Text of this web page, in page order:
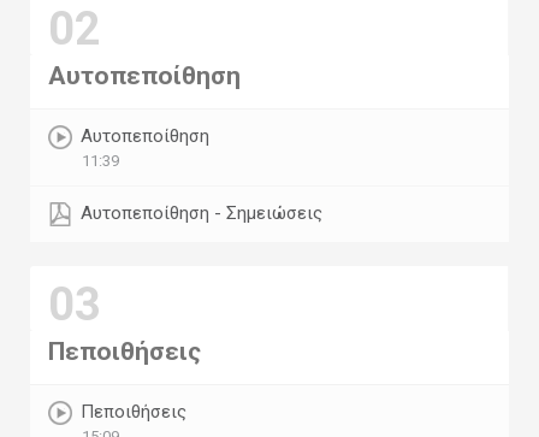
02
Αυτοπεποίθηση
Αυτοπεποίθηση
11:39
Αυτοπεποίθηση - Σημειώσεις
03
Πεποιθήσεις
Πεποιθήσεις